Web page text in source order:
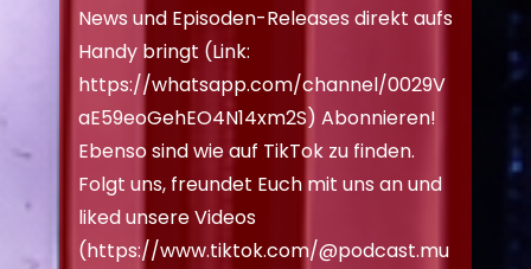
News und Episoden-Releases direkt aufs
Handy bringt (Link:
https://whatsapp.com/channel/0029V
aE59eoGehEO4N14xm2S) Abonnieren!
Ebenso sind wie auf TikTok zu finden.
Folgt uns, freundet Euch mit uns an und
liked unsere Videos
(https://www.tiktok.com/@podcast.mu